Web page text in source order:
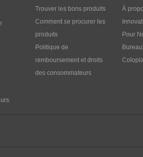
Trouver les bons produits
Comment se procurer les
produits
Politique de
remboursement et droits
des consommateurs
À
Pour